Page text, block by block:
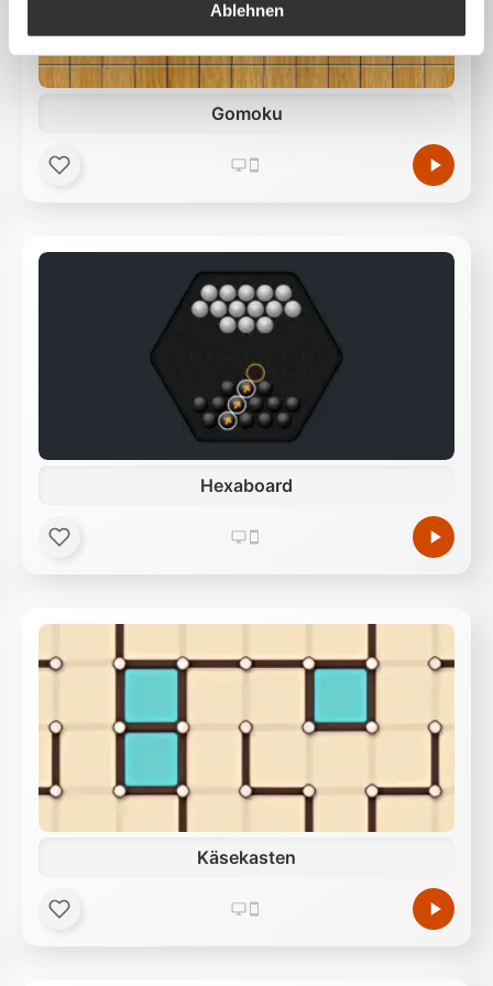
auszuliefern, Werbung zu personalisieren,
Funktionen für soziale Medien anbieten zu können
und die Zugriffe auf unsere Website zu analysieren.
Außerdem geben wir Informationen zu Ihrer
Verwendung unserer Website an unsere Partner für
Unsere Partner führen diese Informationen
Ablehnen
Gomoku
Hexaboard
Käsekasten